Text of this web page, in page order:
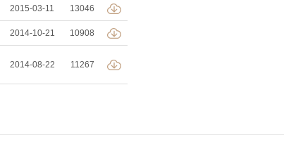
2015-03-11 13046
2014-10-21 10908
2014-08-22 11267